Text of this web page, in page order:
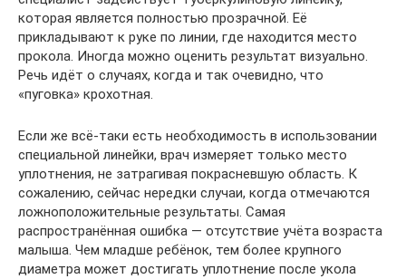
которая является полностью прозрачной. Её
прикладывают к руке по линии, где находится место
прокола. Иногда можно оценить результат визуально.
Речь идёт о случаях, когда и так очевидно, что
«пуговка» крохотная.
Если же всё-таки есть необходимость в использовании
специальной линейки, врач измеряет только место
уплотнения, не затрагивая покрасневшую область. К
сожалению, сейчас нередки случаи, когда отмечаются
ложноположительные результаты. Самая
распространённая ошибка — отсутствие учёта возраста
малыша. Чем младше ребёнок, тем более крупного
диаметра может достигать уплотнение после укола